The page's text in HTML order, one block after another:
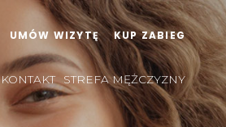
UMÓW WIZYTĘ KUP ZABIEG
KONTAKT STREFA MĘŻCZYZNY